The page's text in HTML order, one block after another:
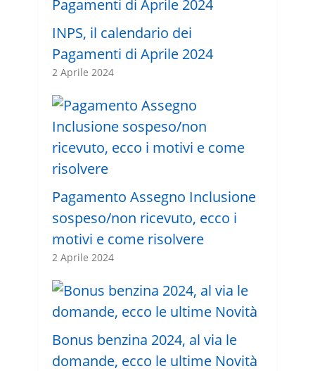
INPS, il calendario dei
Pagamenti di Aprile 2024
2 Aprile 2024
Pagamento Assegno Inclusione
sospeso/non ricevuto, ecco i
motivi e come risolvere
2 Aprile 2024
Bonus benzina 2024, al via le
domande, ecco le ultime Novità